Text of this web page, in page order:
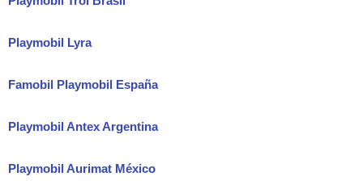
Playmobil Lyra
Famobil Playmobil España
Playmobil Antex Argentina
Playmobil Aurimat México